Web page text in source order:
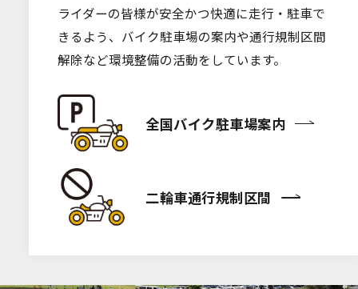
ライダーの皆様が安全かつ快適に走行・駐車で
きるよう、バイク駐車場の案内や通行規制区間
解除など環境整備の活動をしています。
全国バイク駐車場案内
二輪車通行規制区間